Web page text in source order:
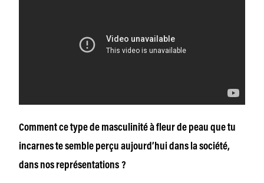
Comment ce type de masculinité à fleur de peau que tu
incarnes te semble perçu aujourd’hui dans la société,
dans nos représentations ?